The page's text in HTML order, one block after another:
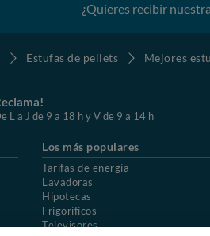
¿Quieres recibir
Estufas de pellets Mejores
L a J de 9 a 18 h y V de 9 a 14 h
Los más populares
Tarifas de energía
Lavadoras
Hipotecas
Frigoríficos
Televisores